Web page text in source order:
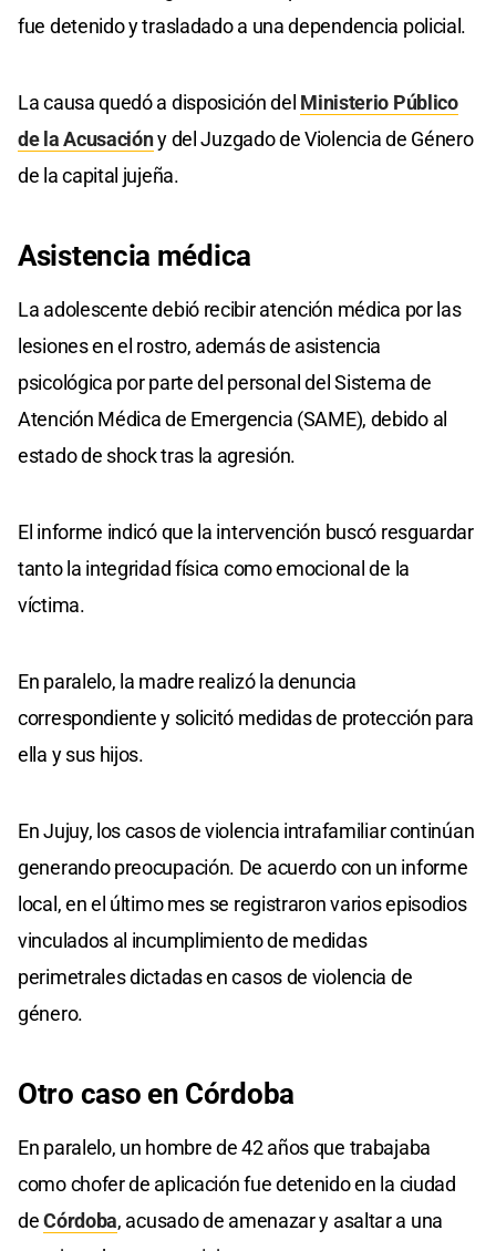
fue detenido y trasladado a una dependencia policial.
La causa quedó a disposición del Ministerio Público
de la Acusacióny del Juzgado de Violencia de Género
de la capital jujeña.
Asistencia médica
La adolescente debió recibir atención médica por las
lesiones en el rostro, además de asistencia
psicológica por parte del personal del Sistema de
Atención Médica de Emergencia (SAME), debido al
estado de shock tras la agresión.
El informe indicó que la intervención buscó resguardar
tanto la integridad física como emocional de la
víctima.
En paralelo, la madre realizó la denuncia
correspondiente y solicitó medidas de protección para
ella y sus hijos.
En Jujuy, los casos de violencia intrafamiliar continúan
generando preocupación. De acuerdo con un informe
local, en el último mes se registraron varios episodios
vinculados al incumplimiento de medidas
perimetrales dictadas en casos de violencia de
género.
Otro caso en Córdoba
En paralelo, un hombre de 42 años que trabajaba
como chofer de aplicación fue detenido en la ciudad
deCórdoba, acusado de amenazar y asaltar a una